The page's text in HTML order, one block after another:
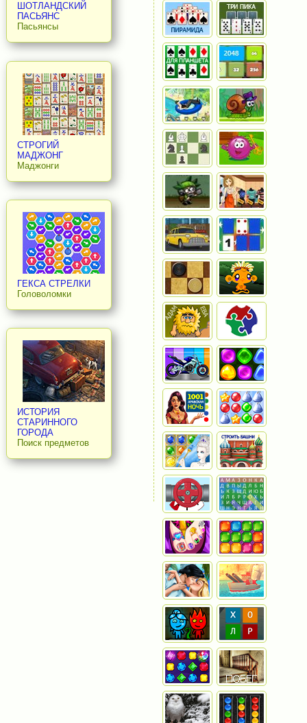
ШОТЛАНДСКИЙ
ПАСЬЯНС
Пасьянсы
СТРОГИЙ
МАДЖОНГ
Маджонги
ГЕКСА СТРЕЛКИ
Головоломки
ИСТОРИЯ
СТАРИННОГО
ГОРОДА
Поиск предметов